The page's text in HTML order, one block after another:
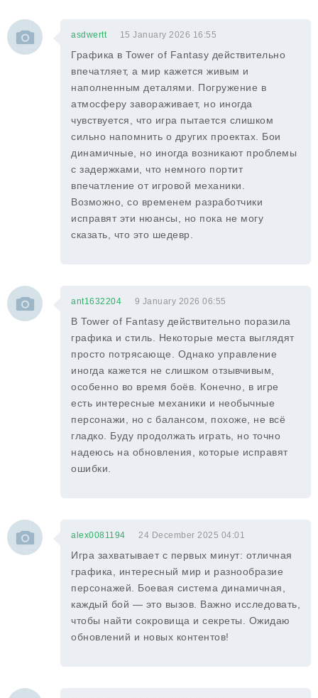
asdwertt 15 January 2026 16:55
Графика в Tower of Fantasy действительно
впечатляет, а мир кажется живым и
наполненным деталями. Погружение в
атмосферу завораживает, но иногда
чувствуется, что игра пытается слишком
сильно напомнить о других проектах. Бои
динамичные, но иногда возникают проблемы
с задержками, что немного портит
впечатление от игровой механики.
Возможно, со временем разработчики
исправят эти нюансы, но пока не могу
сказать, что это шедевр.
ant1632204 9 January 2026 06:55
В Tower of Fantasy действительно поразила
графика и стиль. Некоторые места выглядят
просто потрясающе. Однако управление
иногда кажется не слишком отзывчивым,
особенно во время боёв. Конечно, в игре
есть интересные механики и необычные
персонажи, но с балансом, похоже, не всё
гладко. Буду продолжать играть, но точно
надеюсь на обновления, которые исправят
ошибки.
alex0081194 24 December 2025 04:01
Игра захватывает с первых минут: отличная
графика, интересный мир и разнообразие
персонажей. Боевая система динамичная,
каждый бой — это вызов. Важно исследовать,
чтобы найти сокровища и секреты. Ожидаю
обновлений и новых контентов!